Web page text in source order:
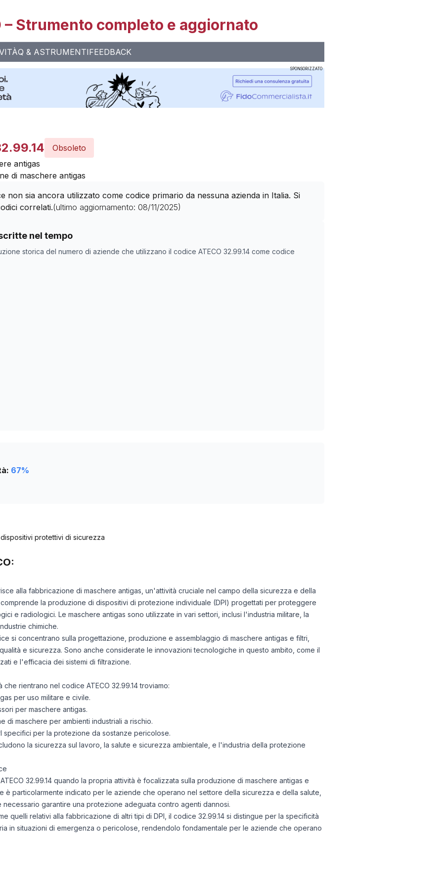
– Strumento completo e aggiornato
Q & ASTRUMENTIFEEDBACK
SPONSORIZZATO
Obsoleto
antigas
di maschere antigas
non sia ancora utilizzato come codice primario da nessuna azienda in Italia. Si
correlati.(ultimo aggiornamento: 08/11/2025)
nel tempo
storica del numero di aziende che utilizzano il codice ATECO 32.99.14 come codice
con codice ATECO
Numero aziende
67%
protettivi di sicurezza
alla fabbricazione di maschere antigas, un'attività cruciale nel campo della sicurezza e della
la produzione di dispositivi di protezione individuale (DPI) progettati per proteggere
e radiologici. Le maschere antigas sono utilizzate in vari settori, inclusi l'industria militare, la
chimiche.
si concentrano sulla progettazione, produzione e assemblaggio di maschere antigas e filtri,
e sicurezza. Sono anche considerate le innovazioni tecnologiche in questo ambito, come il
e l'efficacia dei sistemi di filtrazione.
rientrano nel codice ATECO 32.99.14 troviamo:
per uso militare e civile.
per maschere antigas.
di maschere per ambienti industriali a rischio.
specifici per la protezione da sostanze pericolose.
la sicurezza sul lavoro, la salute e sicurezza ambientale, e l'industria della protezione
32.99.14 quando la propria attività è focalizzata sulla produzione di maschere antigas e
è particolarmente indicato per le aziende che operano nel settore della sicurezza e della salute,
garantire una protezione adeguata contro agenti dannosi.
quelli relativi alla fabbricazione di altri tipi di DPI, il codice 32.99.14 si distingue per la specificità
in situazioni di emergenza o pericolose, rendendolo fondamentale per le aziende che operano